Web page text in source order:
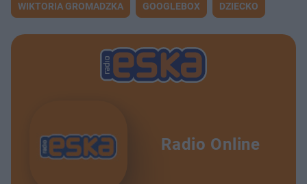
WIKTORIA GROMADZKA GOOGLEBOX DZIECKO
Radio Online